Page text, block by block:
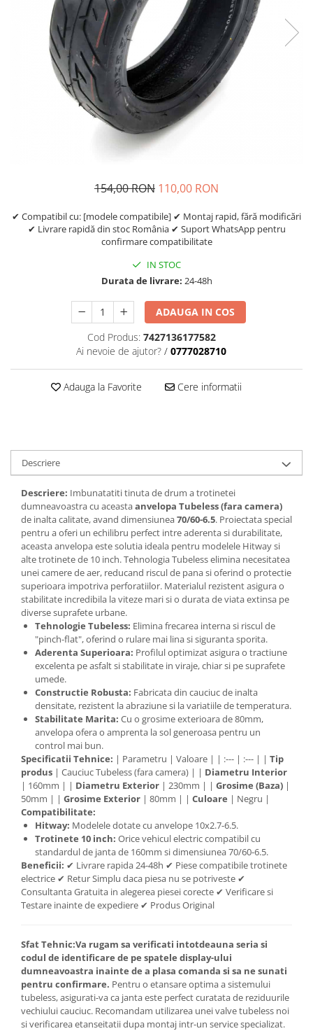
https://www.doctortrotineta.ro/lumini
Stop trotineta
https://www.doctortrotineta.ro/cadru
Aparatori (aripi)
154,00 RON 110,00 RON
✔ Compatibil cu: [modele compatibile] ✔ Montaj rapid, fără modificări
✔ Livrare rapidă din stoc România ✔ Suport WhatsApp pentru
confirmare compatibilitate
IN STOC
Durata de livrare: 24-48h
ADAUGA IN COS
Cod Produs: 7427136177582
Ai nevoie de ajutor? / 0777028710
Adauga la Favorite Cere informatii
Descriere
Descriere: Imbunatatiti tinuta de drum a trotinetei
dumneavoastra cu aceastaanvelopa Tubeless (fara camera)
de inalta calitate, avand dimensiunea70/60-6.5. Proiectata special
pentru a oferi un echilibru perfect intre aderenta si durabilitate,
aceasta anvelopa este solutia ideala pentru modelele Hitway si
alte trotinete de 10 inch. Tehnologia Tubeless elimina necesitatea
unei camere de aer, reducand riscul de pana si oferind o protectie
superioara impotriva perforatiilor. Materialul rezistent asigura o
stabilitate incredibila la viteze mari si o durata de viata extinsa pe
diverse suprafete urbane.
Tehnologie Tubeless: Elimina frecarea interna si riscul de
"pinch-flat", oferind o rulare mai lina si siguranta sporita.
Aderenta Superioara: Profilul optimizat asigura o tractiune
excelenta pe asfalt si stabilitate in viraje, chiar si pe suprafete
umede.
Constructie Robusta: Fabricata din cauciuc de inalta
densitate, rezistent la abraziune si la variatiile de temperatura.
Stabilitate Marita: Cu o grosime exterioara de 80mm,
anvelopa ofera o amprenta la sol generoasa pentru un
control mai bun.
Specificatii Tehnice: | Parametru | Valoare | | :--- | :--- | | Tip
produs | Cauciuc Tubeless (fara camera) | | Diametru Interior
| 160mm | | Diametru Exterior | 230mm | | Grosime (Baza) |
50mm | | Grosime Exterior | 80mm | | Culoare | Negru |
Compatibilitate:
Hitway: Modelele dotate cu anvelope 10x2.7-6.5.
Trotinete 10 inch: Orice vehicul electric compatibil cu
standardul de janta de 160mm si dimensiunea 70/60-6.5.
Beneficii: ✔ Livrare rapida 24-48h ✔ Piese compatibile trotinete
electrice ✔ Retur Simplu daca piesa nu se potriveste ✔
Consultanta Gratuita in alegerea piesei corecte ✔ Verificare si
Testare inainte de expediere ✔ Produs Original
Sfat Tehnic:Va rugam sa verificati intotdeauna seria si
codul de identificare de pe spatele display-ului
dumneavoastra inainte de a plasa comanda si sa ne sunati
pentru confirmare. Pentru o etansare optima a sistemului
tubeless, asigurati-va ca janta este perfect curatata de reziduurile
vechiului cauciuc. Recomandam utilizarea unei valve tubeless noi
si verificarea etanseitatii dupa montaj intr-un service specializat.